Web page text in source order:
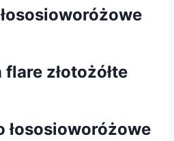
złotożółte
łososioworóżowe